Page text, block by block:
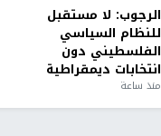
الرجوب: لا مستقبل
للنظام السياسي
الفلسطيني دون
انتخابات ديمقراطية
منذ ساعة